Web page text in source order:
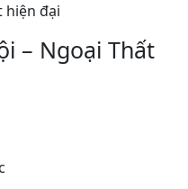
hiện đại
– Ngoại Thất